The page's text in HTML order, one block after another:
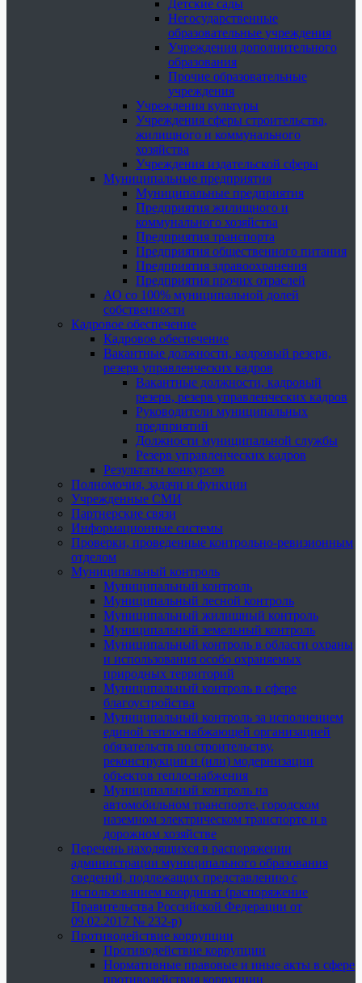
Детские сады
Негосударственные
образовательные учреждения
Учреждения дополнительного
образования
Прочие образовательные
учреждения
Учреждения культуры
Учреждения сферы строительства,
жилищного и коммунального
хозяйства
Учреждения издательской сферы
Муниципальные предприятия
Муниципальные предприятия
Предприятия жилищного и
коммунального хозяйства
Предприятия транспорта
Предприятия общественного питания
Предприятия здравоохранения
Предприятия прочих отраслей
АО со 100% муниципальной долей
собственности
Кадровое обеспечение
Кадровое обеспечение
Вакантные должности, кадровый резерв,
резерв управленческих кадров
Вакантные должности, кадровый
резерв, резерв управленческих кадров
Руководители муниципальных
предприятий
Должности муниципальной службы
Резерв управленческих кадров
Результаты конкурсов
Полномочия, задачи и функции
Учрежденные СМИ
Партнерские связи
Информационные системы
Проверки, проведенные контрольно-ревизионным
отделом
Муниципальный контроль
Муниципальный контроль
Муниципальный лесной контроль
Муниципальный жилищный контроль
Муниципальный земельный контроль
Муниципальный контроль в области охраны
и использования особо охраняемых
природных территорий
Муниципальный контроль в сфере
благоустройства
Муниципальный контроль за исполнением
единой теплоснабжающей организацией
обязательств по строительству,
реконструкции и (или) модернизации
объектов теплоснабжения
Муниципальный контроль на
автомобильном транспорте, городском
наземном электрическом транспорте и в
дорожном хозяйстве
Перечень находящихся в распоряжении
администрации муниципального образования
сведений, подлежащих представлению с
использованием координат (распоряжение
Правительства Российской Федерации от
09.02.2017 № 232-р)
Противодействие коррупции
Противодействие коррупции
Нормативные правовые и иные акты в сфере
противодействия коррупции